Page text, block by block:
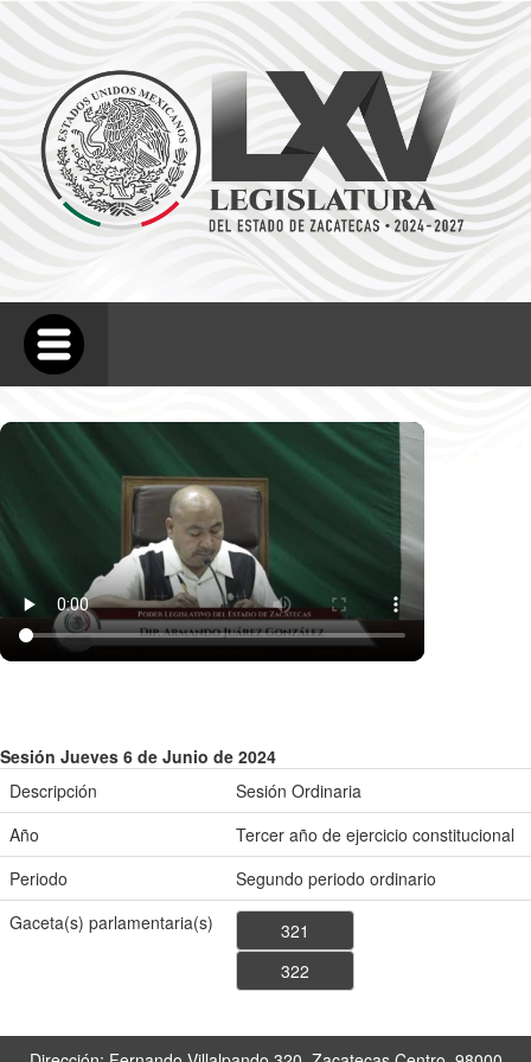
Sesión Jueves 6 de Junio de 2024
Descripción
Sesión Ordinaria
Año
Tercer año de ejercicio constitucional
Periodo
Segundo periodo ordinario
Gaceta(s) parlamentaria(s)
321
322